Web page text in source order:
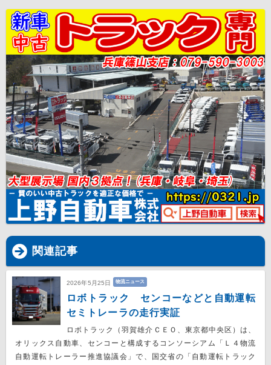
関連記事
2026年5月25日 物流ニュース
ロボトラック センコーなどと自動運転
セミトレーラの走行実証
ロボトラック（羽賀雄介ＣＥＯ、東京都中央区）は、
オリックス自動車、センコーと構成するコンソーシアム「Ｌ４物流
自動運転トレーラー推進協議会」で、国交省の「自動運転トラック